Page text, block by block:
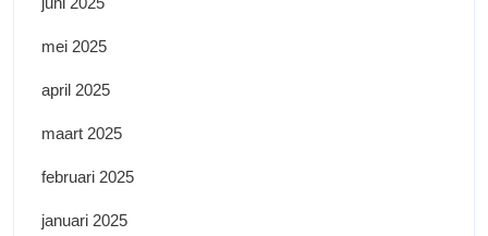
mei 2025
april 2025
maart 2025
februari 2025
januari 2025